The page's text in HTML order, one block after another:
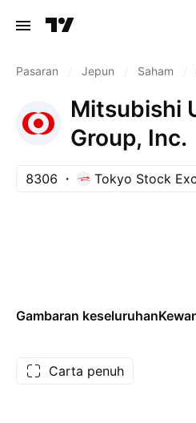
Pasaran Jepun Saham
Mitsubishi
Group, Inc.
8306 Tokyo Stock
Gambaran keseluruhan
Carta penuh